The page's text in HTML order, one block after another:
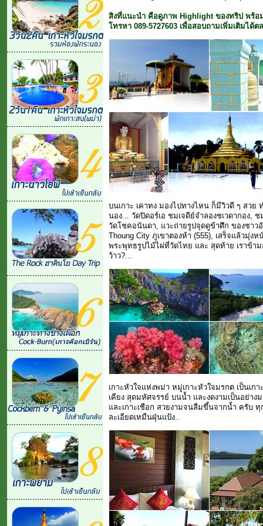
สิงที่แนะนำ คือดูภาพ Highlight ของทริป พร้อ
โทรหา 089-5727603 เพื่อสอบถามเพิ่มเติมได้
บนเกาะ เคาทง มองไปทางไหน ก็มีวิวดี ๆ สวย
นอง... วัดปิดอร์เอ ชมเจดีย์จำลองชเวดากอง
วัดโชคอนันดา, แวะถ่ายรูปจุดดูข้าศึก ของชาว
Thoung City ภูเขาตองห้า (555), เสร็จแล้วมุ่
พระพุทธรูปไม้ไผ่ที่วัดไทย และ สุดท้าย เราข้า
ว้าว?...
เกาะหัวใจแห่งพม่า หมู่เกาะหัวใจมรกต เป็นเก
เคียง สุดมหัศจรรย์ บนน้ำ และงดงามเป็นอย่าง
และเกาะเชือก สวยงามจนลืมขึ้นจากน้ำ ครับ
ละเอียดเหมืนฝุ่นแป้ง..